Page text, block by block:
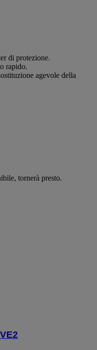
di protezione.
rapido.
agevole della
tornerà presto.